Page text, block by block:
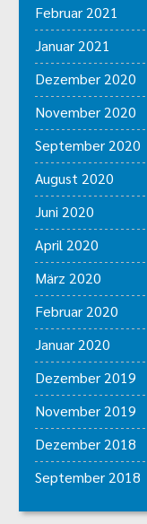
Februar 2021
Januar 2021
Dezember 2020
November 2020
September 2020
August 2020
Juni 2020
April 2020
März 2020
Februar 2020
Januar 2020
Dezember 2019
November 2019
Dezember 2018
September 2018